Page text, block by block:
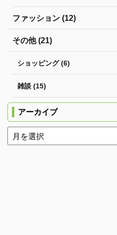
ファッション (12)
その他 (21)
ショッピング (6)
雑談 (15)
アーカイブ